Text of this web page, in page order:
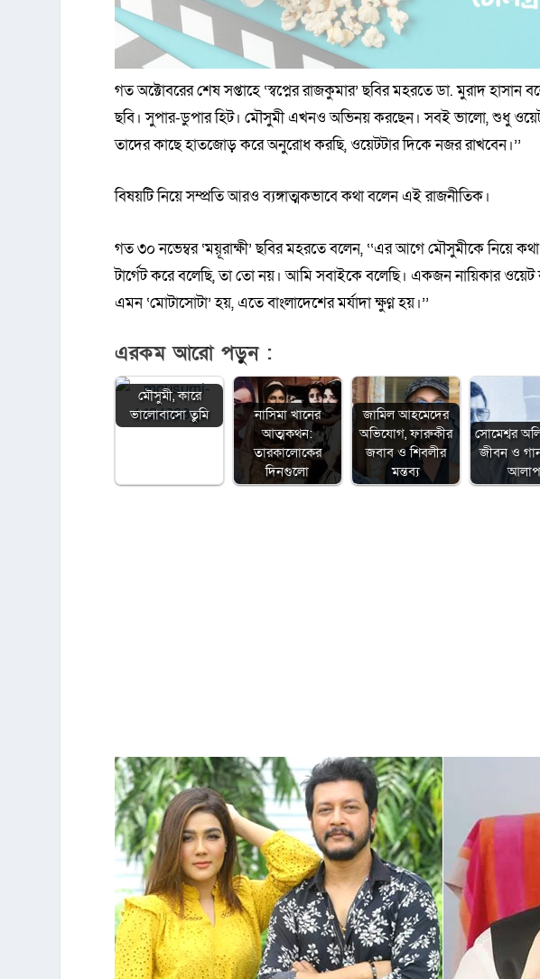
গত অক্টোবরের শেষ সপ্তাহে ‘স্বপ্নের রাজকুমার’ ছবির মহরতে ডা. মুরাদ
ছবি। সুপার-ডুপার হিট। মৌসুমী এখনও অভিনয় করছেন। সবই ভালো, শুধু
তাদের কাছে হাতজোড় করে অনুরোধ করছি, ওয়েটটার দিকে নজর রাখবেন।’’
বিষয়টি নিয়ে সম্প্রতি আরও ব্যঙ্গাত্মকভাবে কথা বলেন এই রাজনীতিক।
গত ৩০ নভেম্বর ‘ময়ূরাক্ষী’ ছবির মহরতে বলেন, ‘‘এর আগে মৌসুমীকে নিয়ে
টার্গেট করে বলেছি, তা তো নয়। আমি সবাইকে বলেছি। একজন নায়িকার
এমন ‘মোটাসোটা’ হয়, এতে বাংলাদেশের মর্যাদা ক্ষুণ্ণ হয়।’’
এরকম আরো পড়ুন :
মৌসুমী, কারে
ভালোবাসো তুমি
নাসিমা খানের
আত্মকথন:
তারকালোকের
দিনগুলো
জামিল আহমেদের
অভিযোগ, ফারুকীর
জবাব ও শিবলীর
মন্তব্য
সোমেশ্বর
জীবন ও
আলাপ